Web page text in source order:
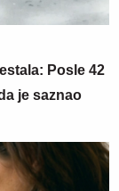
Posle 42
je saznao